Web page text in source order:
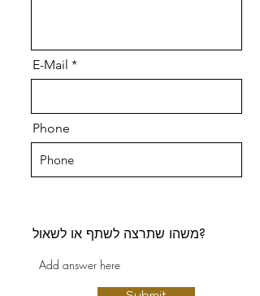
E-Mail
Phone
משהו שתרצה לשתף או לשאול?